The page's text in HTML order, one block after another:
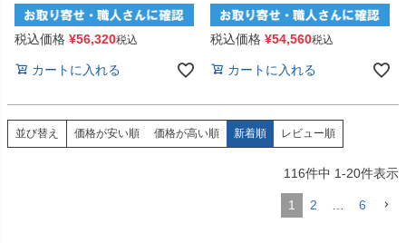
税込価格 ¥56,320税込
カートに入れる
税込価格 ¥54,560税込
カートに入れる
並び替え 価格が安い順 価格が高い順 新着順 レビュー順
116件中 1-20件表示
1 2 6